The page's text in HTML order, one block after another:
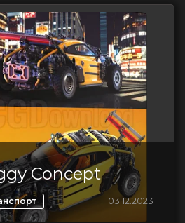
Concept
03.12.2023